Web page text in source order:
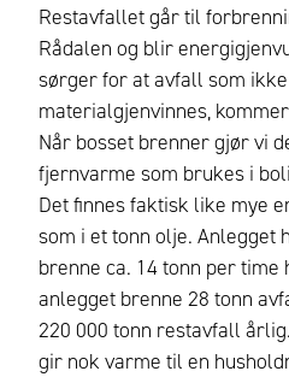
Restavfallet går til
Rådalen og blir
sørger for at avfall som
materialgjenvinnes,
Når bosset brenner gjør vi
fjernvarme som brukes i
Det finnes faktisk like mye
som i et tonn olje. Anlegget
brenne ca. 14 tonn per time
anlegget brenne 28 tonn
220 000 tonn restavfall
gir nok varme til en